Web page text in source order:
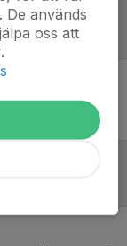
används
oss att